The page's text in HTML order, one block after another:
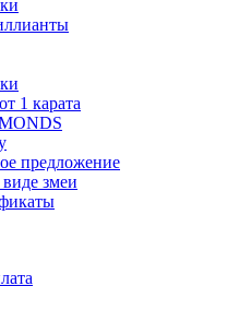
1 карата
предложение
змеи